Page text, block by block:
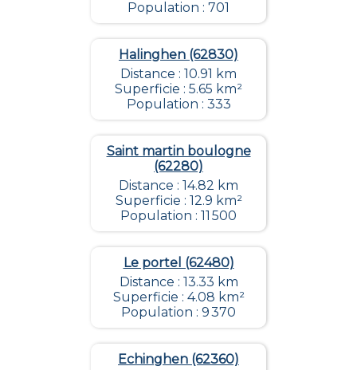
Population : 701
Halinghen (62830)
Distance : 10.91 km
Superficie : 5.65 km²
Population : 333
Saint martin boulogne
(62280)
Distance : 14.82 km
Superficie : 12.9 km²
Population : 11 500
Le portel (62480)
Distance : 13.33 km
Superficie : 4.08 km²
Population : 9 370
Echinghen (62360)